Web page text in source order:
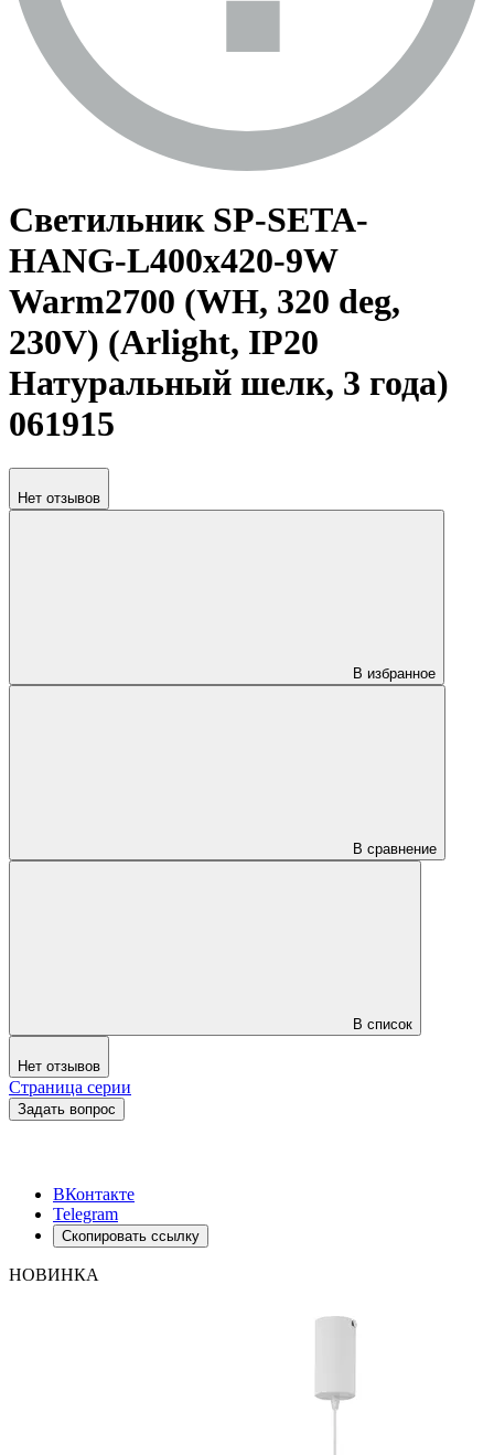
Светильник SP-SETA-
HANG-L400х420-9W
Warm2700 (WH, 320 deg,
230V) (Arlight, IP20
Натуральный шелк, 3 года)
061915
Нет отзывов
В избранное
В сравнение
В список
Нет отзывов
Страница серии
Задать вопрос
ВКонтакте
Telegram
Скопировать ссылку
НОВИНКА